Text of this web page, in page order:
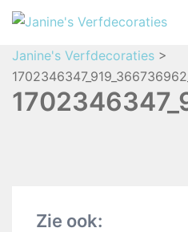
Janine's Verfdecoraties >
Zie ook: